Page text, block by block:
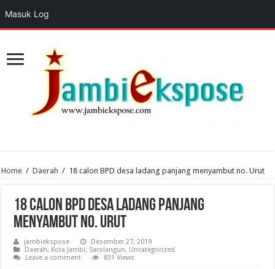
Home / Daerah / 18 calon BPD desa ladang panjang menyambut no. Urut
18 calon BPD desa ladang panjang
menyambut no. Urut
jambiekspose
Desember 27, 2019
Daerah, Kota Jambi, Sarolangun, Uncategorized
Leave a comment
831 Views
Masuk Log